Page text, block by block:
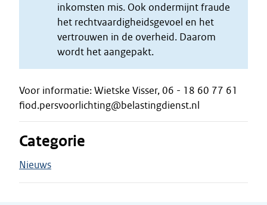
inkomsten mis. Ook ondermijnt fraude
het rechtvaardigheidsgevoel en het
vertrouwen in de overheid. Daarom
wordt het aangepakt.
Voor informatie: Wietske Visser, 06 - 18 60 77 61
fiod.persvoorlichting@belastingdienst.nl
Categorie
Nieuws